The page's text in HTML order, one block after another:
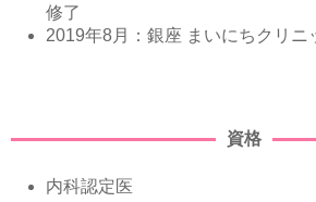
修了
2019年8月：銀座 まいにちクリ
資格
内科認定医